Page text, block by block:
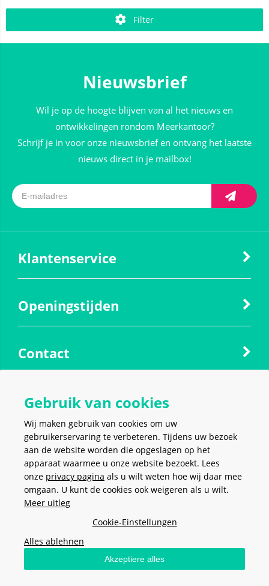
Filter
Nieuwsbrief
Wil je op de hoogte blijven van al het nieuws en
ontwikkelingen rondom Meerkantoor?
Schrijf je in voor onze nieuwsbrief en ontvang het laatste
nieuws direct in je mailbox!
Klantenservice
Openingstijden
Contact
Social media
VEILIG EN MAKKELIJKBETALEN
-Privacy policy-Cookies
Meerkantoor
Gebruik van cookies
Wij maken gebruik van cookies om uw
gebruikerservaring te verbeteren. Tijdens uw bezoek
aan de website worden die opgeslagen op het
apparaat waarmee u onze website bezoekt. Lees
onze privacy pagina als u wilt weten hoe wij daar mee
omgaan. U kunt de cookies ook weigeren als u wilt.
Meer uitleg
Cookie-Einstellungen
Alles ablehnen
Akzeptiere alles